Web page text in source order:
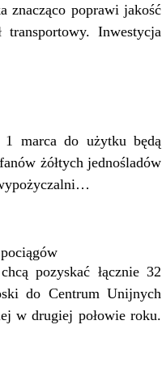
znacząco poprawi jakość
Inwestycja
1 marca do użytku będą
żółtych jednośladów
pozyskać łącznie 32
do Centrum Unijnych
w drugiej połowie roku.